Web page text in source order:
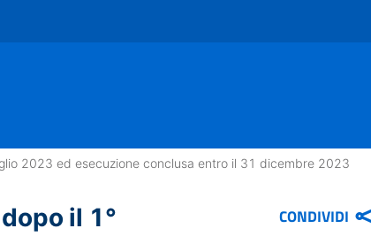
2023 ed esecuzione conclusa entro il 31 dicembre 2023
il 1°
CONDIVIDI